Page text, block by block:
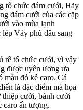
tổ chức đám cưới, Hãy
đám cưới của các cặp
vào mùa lạnh
Váy phù dâu sang
rể tổ chức cưới, vì vậy
được uyên ương ưa
màu đỏ kẻ caro. Cá
là đặc điểm mà họa
thiệp cưới, bánh cưới
caro ấn tượng.